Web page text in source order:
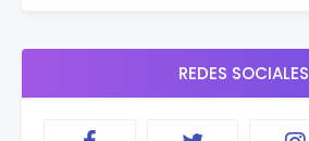
REDES SOCIALES